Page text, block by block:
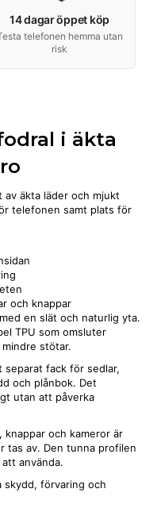
14 dagar öppet köp
telefonen hemma utan
risk
i äkta
äkta läder och mjukt
telefonen samt plats för
och knappar
en slät och naturlig yta.
TPU som omsluter
stötar.
separat fack för sedlar,
och plånbok. Det
utan att påverka
knappar och kameror är
tas av. Den tunna profilen
använda.
skydd, förvaring och